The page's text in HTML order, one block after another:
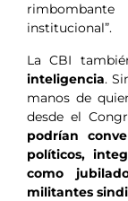
institucional”.
La CBI
inteligencia.
manos de
desde el
podrían
políticos,
como
militantes